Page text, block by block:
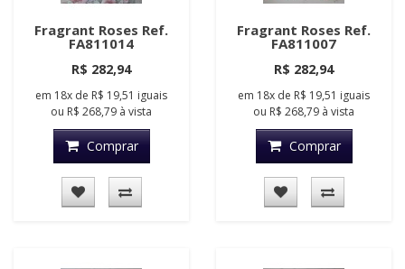
Fragrant Roses Ref.
FA811014
R$ 282,94
em 18x de R$ 19,51 iguais
ou R$ 268,79 à vista
Comprar
Fragrant Roses Ref.
FA811007
R$ 282,94
em 18x de R$ 19,51 iguais
ou R$ 268,79 à vista
Comprar